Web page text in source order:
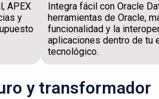
APEX
y
Integra fácil con Oracle
herramientas de Oracle,
funcionalidad y la
aplicaciones dentro de tu
tecnológico.
y transformador